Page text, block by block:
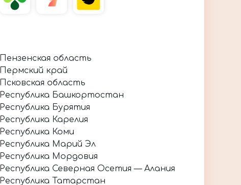
Пензенская область
Пермский край
Псковская область
Республика Башкортостан
Республика Бурятия
Республика Карелия
Республика Коми
Республика Марий Эл
Республика Мордовия
Республика Северная Осетия — Алания
Республика Татарстан